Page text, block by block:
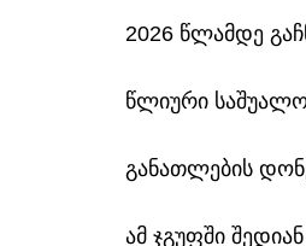
2026 წლამდე
წლიური
განათლების
ამ ჯგუფში